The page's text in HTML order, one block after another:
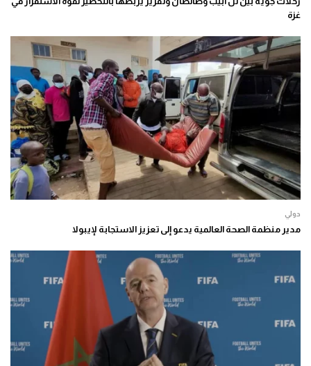
غزة
دولي
مدير منظمة الصحة العالمية يدعو إلى تعزيز الاستجابة لإيبولا